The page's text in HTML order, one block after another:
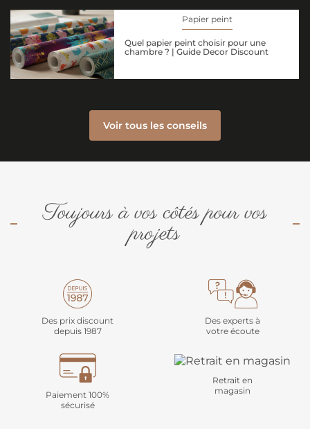
Papier peint
Quel papier peint choisir pour une
chambre ? | Guide Decor Discount
Voir tous les conseils
Toujours à vos côtés pour vos
projets
Des prix discount
depuis 1987
Des experts à
votre écoute
Paiement 100%
sécurisé
Retrait en
magasin